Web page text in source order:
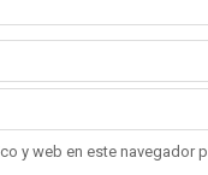
y web en este navegador